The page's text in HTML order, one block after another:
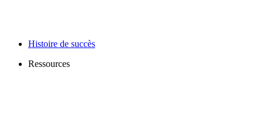
Histoire de succès
Ressources